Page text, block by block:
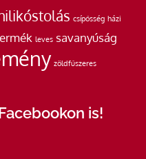
csípősség házi
leves savanyúság
zöldfűszeres
is!